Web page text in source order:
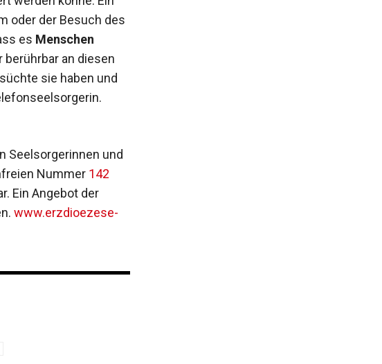
oder der Besuch des
es Menschen
an diesen
sie haben und
Seelsorgerinnen und
Nummer 142
Ein Angebot der
www.erzdioezese-